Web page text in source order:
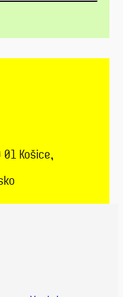
01 Košice,